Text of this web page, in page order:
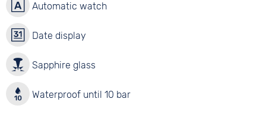
Automatic watch
Date display
Sapphire glass
Waterproof until 10 bar